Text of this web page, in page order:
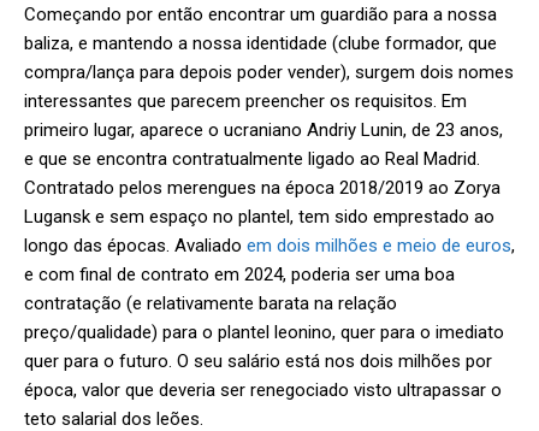
Começando por então encontrar um guardião para a nossa
baliza, e mantendo a nossa identidade (clube formador, que
compra/lança para depois poder vender), surgem dois nomes
interessantes que parecem preencher os requisitos. Em
primeiro lugar, aparece o ucraniano Andriy Lunin, de 23 anos,
e que se encontra contratualmente ligado ao Real Madrid.
Contratado pelos merengues na época 2018/2019 ao Zorya
Lugansk e sem espaço no plantel, tem sido emprestado ao
longo das épocas. Avaliado em dois milhões e meio de euros,
e com final de contrato em 2024, poderia ser uma boa
contratação (e relativamente barata na relação
preço/qualidade) para o plantel leonino, quer para o imediato
quer para o futuro. O seu salário está nos dois milhões por
época, valor que deveria ser renegociado visto ultrapassar o
teto salarial dos leões.